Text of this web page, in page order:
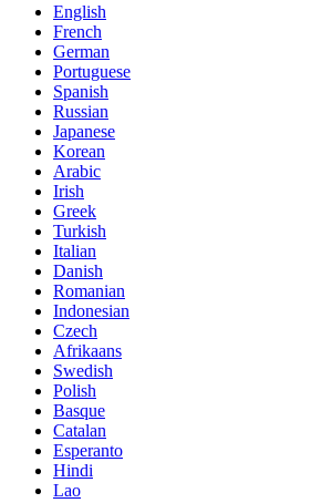
English
French
German
Portuguese
Spanish
Russian
Japanese
Korean
Arabic
Irish
Greek
Turkish
Italian
Danish
Romanian
Indonesian
Czech
Afrikaans
Swedish
Polish
Basque
Catalan
Esperanto
Hindi
Lao